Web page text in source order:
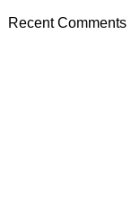
Recent Comments